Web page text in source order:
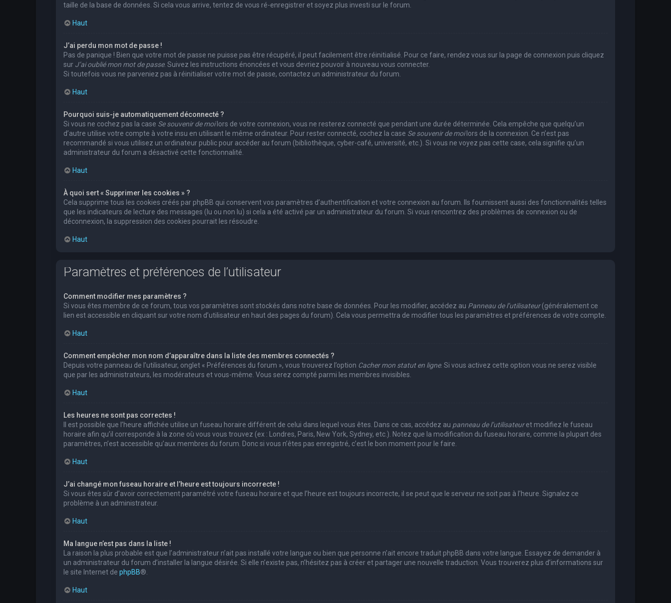
taille de la base de données. Si cela vous arrive, tentez de vous ré-enregistrer et soyez plus investi sur le forum.
Haut
J’ai perdu mon mot de passe !
Pas de panique ! Bien que votre mot de passe ne puisse pas être récupéré, il peut facilement être réinitialisé. Pour ce faire, rendez vous sur la page de connexion puis cliquez
sur J’ai oublié mon mot de passe. Suivez les instructions énoncées et vous devriez pouvoir à nouveau vous connecter.
Si toutefois vous ne parveniez pas à réinitialiser votre mot de passe, contactez un administrateur du forum.
Haut
Pourquoi suis-je automatiquement déconnecté ?
Si vous ne cochez pas la case Se souvenir de moilors de votre connexion, vous ne resterez connecté que pendant une durée déterminée. Cela empêche que quelqu’un
d’autre utilise votre compte à votre insu en utilisant le même ordinateur. Pour rester connecté, cochez la case Se souvenir de moilors de la connexion. Ce n’est pas
recommandé si vous utilisez un ordinateur public pour accéder au forum (bibliothèque, cyber-café, université, etc.). Si vous ne voyez pas cette case, cela signifie qu’un
administrateur du forum a désactivé cette fonctionnalité.
Haut
À quoi sert « Supprimer les cookies » ?
Cela supprime tous les cookies créés par phpBB qui conservent vos paramètres d’authentification et votre connexion au forum. Ils fournissent aussi des fonctionnalités telles
que les indicateurs de lecture des messages (lu ou non lu) si cela a été activé par un administrateur du forum. Si vous rencontrez des problèmes de connexion ou de
déconnexion, la suppression des cookies pourrait les résoudre.
Haut
Paramètres et préférences de l’utilisateur
Comment modifier mes paramètres ?
Si vous êtes membre de ce forum, tous vos paramètres sont stockés dans notre base de données. Pour les modifier, accédez au Panneau de l’utilisateur(généralement ce
lien est accessible en cliquant sur votre nom d’utilisateur en haut des pages du forum). Cela vous permettra de modifier tous les paramètres et préférences de votre compte.
Haut
Comment empêcher mon nom d’apparaître dans la liste des membres connectés ?
Depuis votre panneau de l’utilisateur, onglet « Préférences du forum », vous trouverez l’option Cacher mon statut en ligne. Si vous activez cette option vous ne serez visible
que par les administrateurs, les modérateurs et vous-même. Vous serez compté parmi les membres invisibles.
Haut
Les heures ne sont pas correctes !
Il est possible que l’heure affichée utilise un fuseau horaire différent de celui dans lequel vous êtes. Dans ce cas, accédez au panneau de l’utilisateuret modifiez le fuseau
horaire afin qu’il corresponde à la zone où vous vous trouvez (ex : Londres, Paris, New York, Sydney, etc.). Notez que la modification du fuseau horaire, comme la plupart des
paramètres, n’est accessible qu’aux membres du forum. Donc si vous n’êtes pas enregistré, c’est le bon moment pour le faire.
Haut
J’ai changé mon fuseau horaire et l’heure est toujours incorrecte !
Si vous êtes sûr d’avoir correctement paramétré votre fuseau horaire et que l’heure est toujours incorrecte, il se peut que le serveur ne soit pas à l’heure. Signalez ce
problème à un administrateur.
Haut
Ma langue n’est pas dans la liste !
La raison la plus probable est que l’administrateur n’ait pas installé votre langue ou bien que personne n’ait encore traduit phpBB dans votre langue. Essayez de demander à
un administrateur du forum d’installer la langue désirée. Si elle n’existe pas, n’hésitez pas à créer et partager une nouvelle traduction. Vous trouverez plus d’informations sur
le site Internet de phpBB®.
Haut